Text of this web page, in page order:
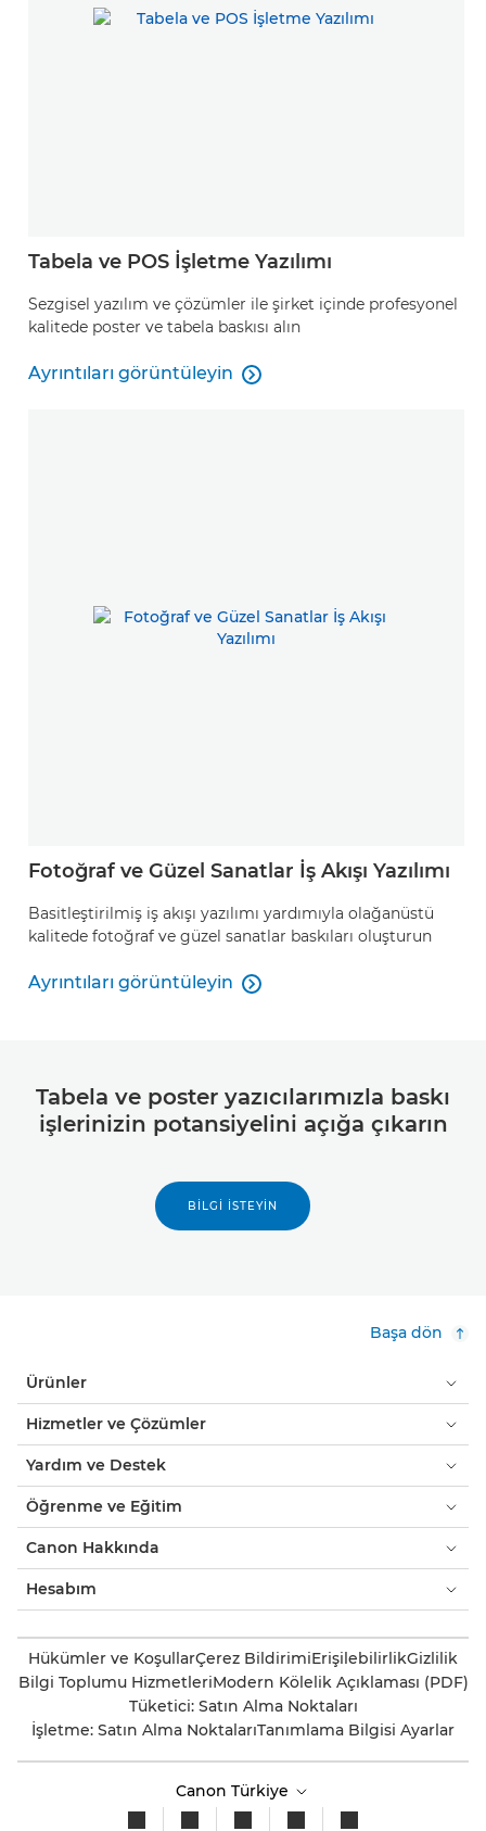
Tabela ve POS İşletme Yazılımı
Sezgisel yazılım ve çözümler ile şirket içinde profesyonel
kalitede poster ve tabela baskısı alın
Ayrıntıları görüntüleyin
Ayrıntıları görüntüleyin

Fotoğraf ve Güzel Sanatlar İş Akışı Yazılımı
Basitleştirilmiş iş akışı yazılımı yardımıyla olağanüstü
kalitede fotoğraf ve güzel sanatlar baskıları oluşturun
Ayrıntıları görüntüleyin
Ayrıntıları görüntüleyin

Tabela ve poster yazıcılarımızla baskı
işlerinizin potansiyelini açığa çıkarın
BILGI İSTEYIN
Başa dön
Ürünler
Hizmetler ve Çözümler
Yardım ve Destek
Öğrenme ve Eğitim
Canon Hakkında
Hesabım
Hükümler ve KoşullarÇerez BildirimiErişilebilirlikGizlilik
Bilgi Toplumu HizmetleriModern Kölelik Açıklaması (PDF)
Tüketici: Satın Alma Noktaları
İşletme: Satın Alma NoktalarıTanımlama Bilgisi Ayarlar
Canon Türkiye